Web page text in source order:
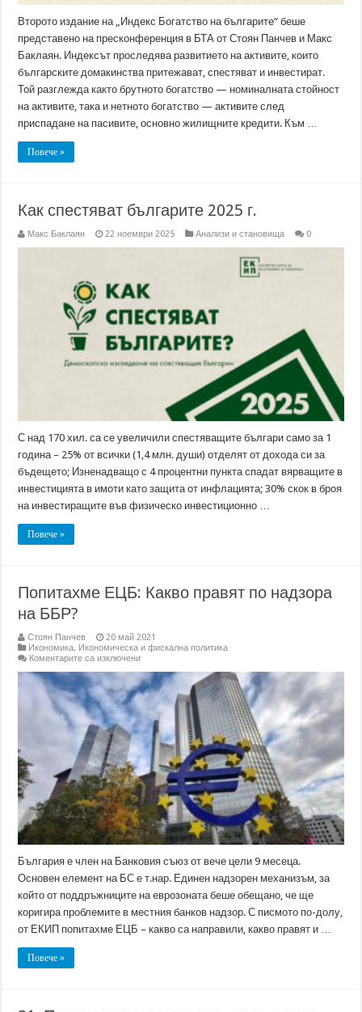
Второто издание на „Индекс Богатство на българите“ беше
представено на пресконференция в БТА от Стоян Панчев и Макс
Баклаян. Индексът проследява развитието на активите, които
българските домакинства притежават, спестяват и инвестират.
Той разглежда както брутното богатство — номиналната стойност
на активите, така и нетното богатство — активите след
приспадане на пасивите, основно жилищните кредити. Към …
Повече »
Как спестяват българите 2025 г.
Макс Баклаян 22 ноември 2025 Анализи и становища 0
С над 170 хил. са се увеличили спестяващите българи само за 1
година – 25% от всички (1,4 млн. души) отделят от дохода си за
бъдещето; Изненадващо с 4 процентни пункта спадат вярващите в
инвестицията в имоти като защита от инфлацията; 30% скок в броя
на инвестиращите във физическо инвестиционно …
Повече »
Попитахме ЕЦБ: Какво правят по надзора
на ББР?
Стоян Панчев
20 май 2021
Икономика, Икономическа и фискална политика
Коментарите са изключениза
ЕЦБ:
Какво
правят
по
надзора
на
ББР?
България е член на Банковия съюз от вече цели 9 месеца.
Основен елемент на БС е т.нар. Единен надзорен механизъм, за
който от поддръжниците на еврозоната беше обещано, че ще
коригира проблемите в местния банков надзор. С писмото по-долу,
от ЕКИП попитахме ЕЦБ – какво са направили, какво правят и …
Повече »